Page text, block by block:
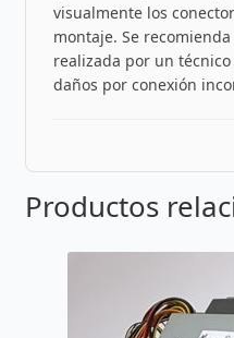
visualmente los
montaje. Se
realizada por un
daños por conexión
Productos